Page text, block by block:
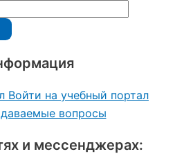
Войти на учебный портал
вопросы
и мессенджерах: